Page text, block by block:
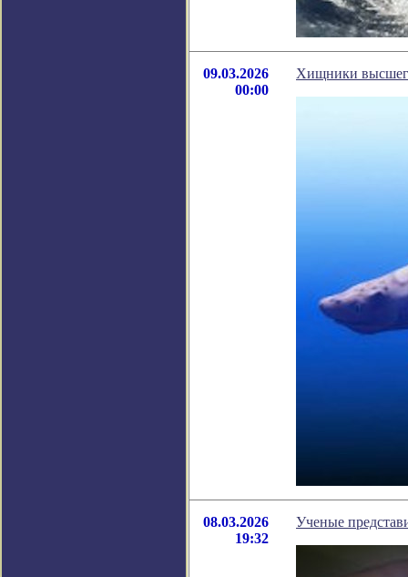
09.03.2026
00:00
Хищники
08.03.2026
19:32
Ученые